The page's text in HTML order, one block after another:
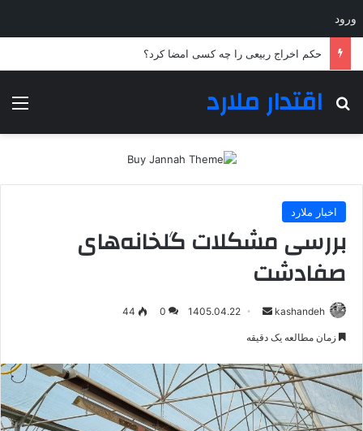
ورود
حکم اخراج ربیعی را چه کسی امضا کرد؟
اقتدار ملارد
جستجو برای
اخبار ملارد
بررسی مشکلات گلخانه‌های
صفادشت
kashandeh
ارسال1405.04.22
0
44
زمان مطالعه یک دقیقه